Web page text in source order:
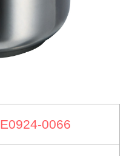
E0924-0066